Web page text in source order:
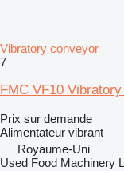
Vibratory conveyor
7
FMC VF10
Prix sur demande
Alimentateur vibrant
Royaume-Uni
Used Food Machinery